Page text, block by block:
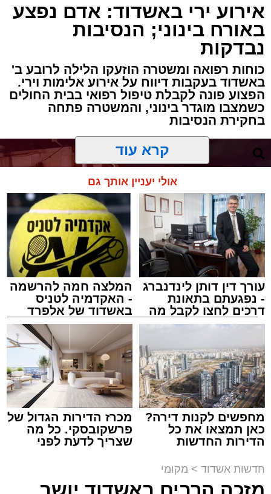
אירוע ירי באשדוד: אדם נפצע
באורח בינוני; הנסיבות
נבדקות
כוחות רפואה ומשטרה הוזעקו הלילה לרובע ב'
באשדוד בעקבות דיווח על אירוע אלימות וירי.
הפצוע פונה לקבלת טיפול רפואי בבית החולים
כשמצבו מוגדר בינוני, והמשטרה פתחה
בחקירת הנסיבות
צילום: שמחה חסיד הצלה דרום
מערכת האתר / 00:47 09.08.26
תגים:אשדוד , ירי
קרא עוד
אולי יעניין אותך גם
עורך דין דותן לינדנברג
- נפגעתם בתאונת
דרכים לחצו לקבל מה
שמגיע לכם
המלצה חמה להרשמה
- האקדמיה לטניס
באשדוד של אלפרד
קריאולנסקי - לילדים
מחפשים לקנות דירה?
כאן תמצאו את כל
הדירות החדשות
מכרז הדירות הגדול של
פרשקובסקי. כל מה
שצריך לדעת לפני
חדשות אשדוד > מקומי
מזכה הרבים באשדוד יושב